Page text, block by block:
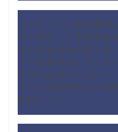
【グローバル資産運
円で安心した老後資金
個人年金保険の取り扱
シア教育移住】インタ
の思わぬ落とし穴につ
ティが徹底解説した資
News より